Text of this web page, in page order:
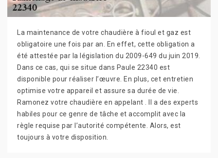
La maintenance de votre chaudière à fioul et gaz est
obligatoire une fois par an. En effet, cette obligation a
été attestée par la législation du 2009-649 du juin 2019.
Dans ce cas, qui se situe dans Paule 22340 est
disponible pour réaliser l’œuvre. En plus, cet entretien
optimise votre appareil et assure sa durée de vie.
Ramonez votre chaudière en appelant . Il a des experts
habiles pour ce genre de tâche et accomplit avec la
règle requise par l’autorité compétente. Alors, est
toujours à votre disposition.